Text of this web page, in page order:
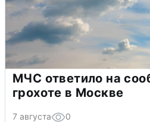
МЧС ответило на
грохоте в Москве
7 августа 0